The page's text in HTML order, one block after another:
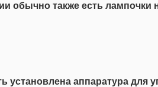
обычно также есть лампочки
установлена аппаратура